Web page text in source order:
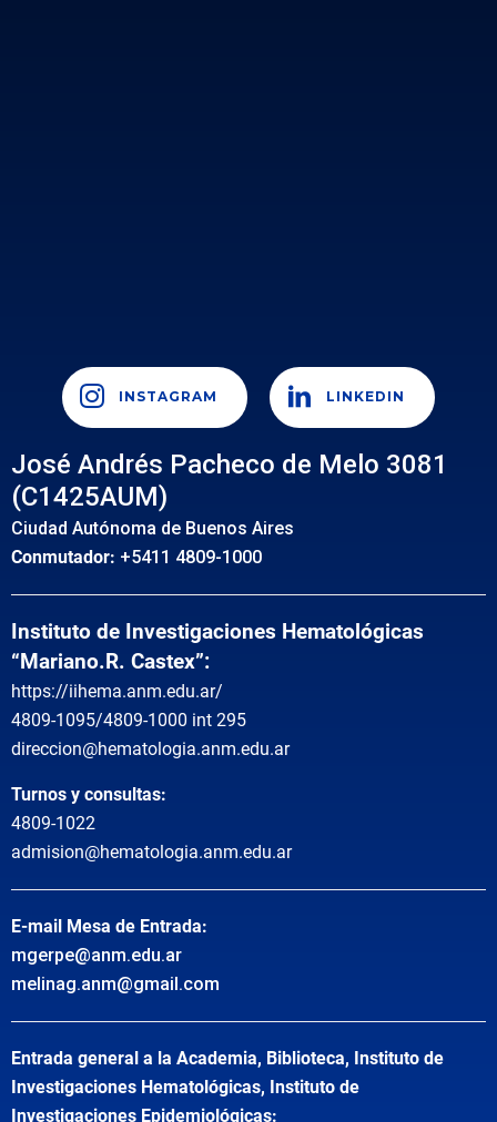
INSTAGRAM LINKEDIN
José Andrés Pacheco de Melo 3081
(C1425AUM)
Ciudad Autónoma de Buenos Aires
Conmutador: +5411 4809-1000
Instituto de Investigaciones Hematológicas
“Mariano.R. Castex”:
https://iihema.anm.edu.ar/
4809-1095/4809-1000 int 295
direccion@hematologia.anm.edu.ar
Turnos y consultas:
4809-1022
admision@hematologia.anm.edu.ar
E-mail Mesa de Entrada:
mgerpe@anm.edu.ar
melinag.anm@gmail.com
Entrada general a la Academia, Biblioteca, Instituto de
Investigaciones Hematológicas, Instituto de
Investigaciones Epidemiológicas: